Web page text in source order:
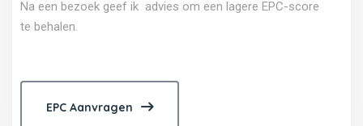
Na een bezoek geef ik advies om een lagere EPC-score
te behalen.
EPC Aanvragen